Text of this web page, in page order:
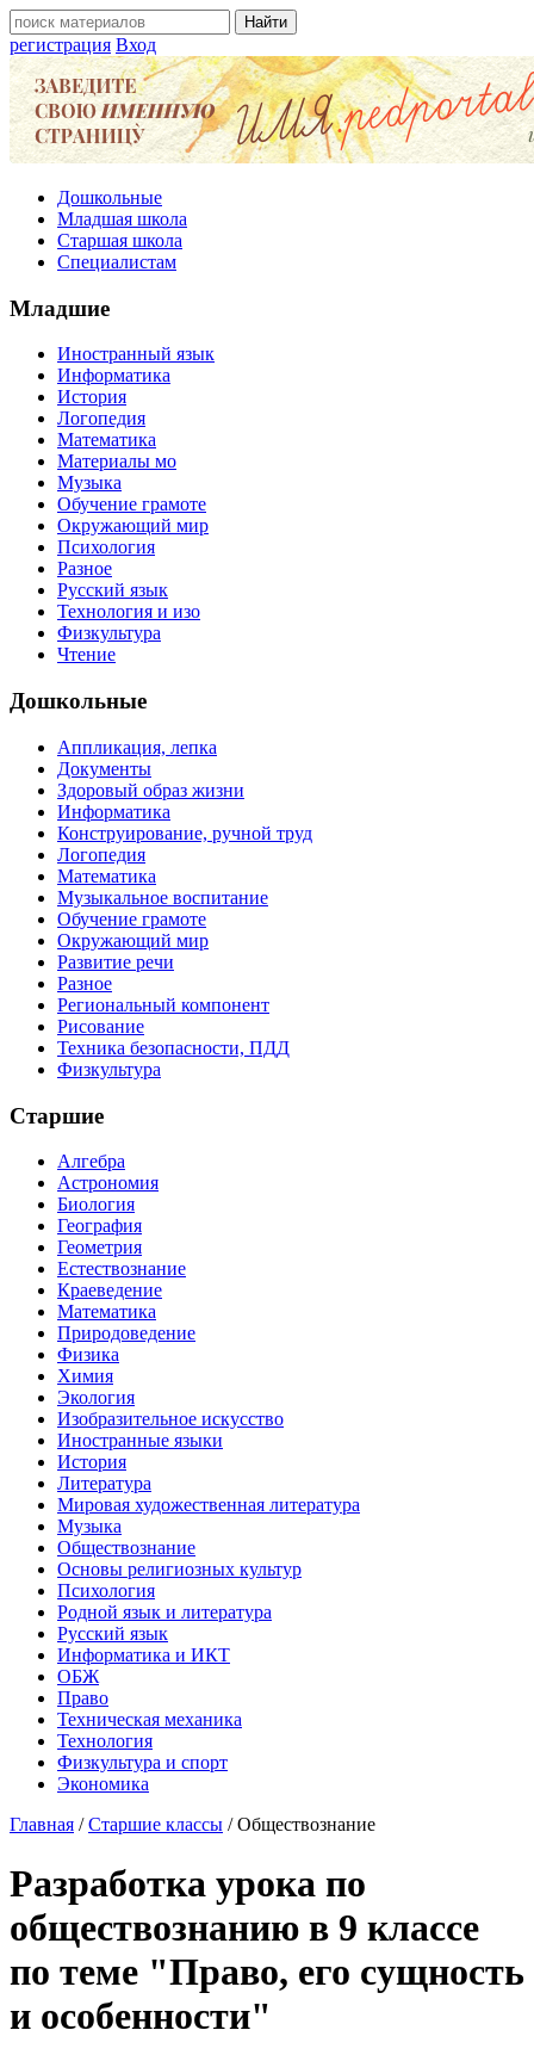
регистрация Вход
Дошкольные
Младшая школа
Старшая школа
Специалистам
Младшие
Иностранный язык
Информатика
История
Логопедия
Математика
Материалы мо
Музыка
Обучение грамоте
Окружающий мир
Психология
Разное
Русский язык
Технология и изо
Физкультура
Чтение
Дошкольные
Аппликация, лепка
Документы
Здоровый образ жизни
Информатика
Конструирование, ручной труд
Логопедия
Математика
Музыкальное воспитание
Обучение грамоте
Окружающий мир
Развитие речи
Разное
Региональный компонент
Рисование
Техника безопасности, ПДД
Физкультура
Старшие
Алгебра
Астрономия
Биология
География
Геометрия
Естествознание
Краеведение
Математика
Природоведение
Физика
Химия
Экология
Изобразительное искусство
Иностранные языки
История
Литература
Мировая художественная литература
Музыка
Обществознание
Основы религиозных культур
Психология
Родной язык и литература
Русский язык
Информатика и ИКТ
ОБЖ
Право
Техническая механика
Технология
Физкультура и спорт
Экономика
Главная /Старшие классы /Обществознание
Разработка урока по
обществознанию в 9 классе
по теме "Право, его сущность
и особенности"